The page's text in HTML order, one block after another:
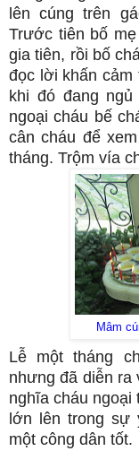
lên cúng trên
Trước tiên bố
gia tiên, rồi bố
đọc lời khấn cảm
khi đó đang
ngoại cháu bế
cân cháu để
tháng. Trộm vía
Mâm
Lễ một tháng
nhưng đã diễn ra
nghĩa cháu ngoại
lớn lên trong sự
một công dân tốt.